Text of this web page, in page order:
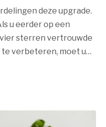
deze upgrade.
u eerder op een
sterren vertrouwde
verbeteren, moet u…